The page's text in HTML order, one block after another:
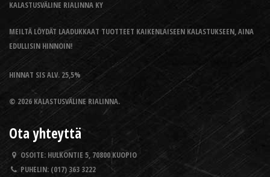
KALASTUSVÄLINE RIALINNA KY
MEILTÄ LÖYDÄT LAADUKKAAT TUOTTEET KAIKENLAISEEN KALASTUKSEEN, AINA
EDULLISIN HINNOIN!
HINNAT SIS ALV. 25,5%
© 2026 KALASTUSVÄLINE RIALINNA.
Ota yhteyttä
OSOITE: HULKONTIE 5, 70800 KUOPIO
PUHELIN: (017) 363 3222